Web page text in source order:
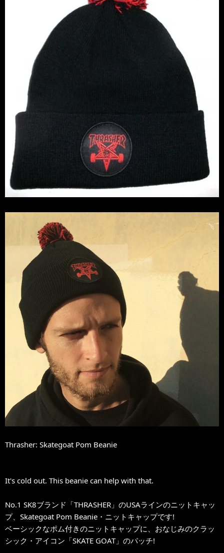
Thrasher: Skategoat Pom Beanie
It's cold out. This beanie can help with that.
No.1 SK8ブランド「THRASHER」のUSAラインのニットキャッ
プ、Skategoat Pom Beanie・ニットキャップです!
ベーシックなポム付きのニットキャップに、おなじみのクラッ
シック・アイコン「SKATE GOAT」のパッチ!